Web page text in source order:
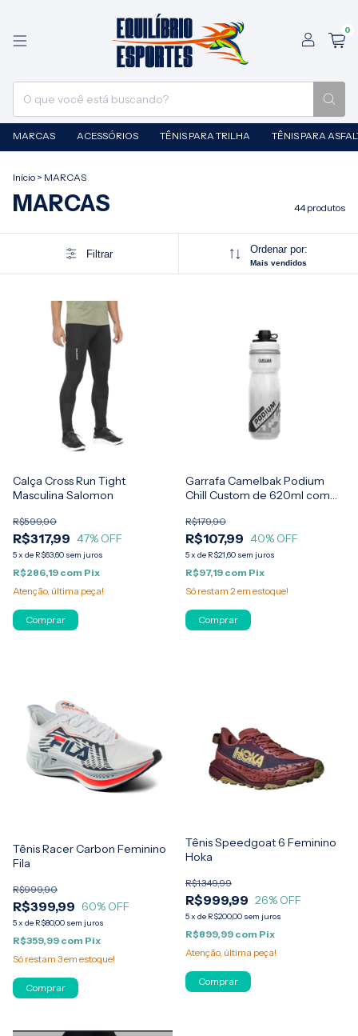
0
MARCAS ACESSÓRIOS TÊNIS PARA TRILHA TÊNIS PARA
Início > MARCAS
MARCAS 44 produtos
Filtrar Ordenar por:
Mais vendidos
Calça Cross Run Tight
Masculina Salomon
R$317,99
R$599,90
47% OFF
5x de R$63,60 sem juros
R$286,19 com Pix
Atenção, última peça!
Comprar
Garrafa Camelbak Podium
Chill Custom de 620ml com
R$107,99
R$179,90
40% OFF
5x de R$21,60 sem juros
R$97,19 com Pix
Só restam 2em estoque!
Comprar
Tênis Racer Carbon Feminino
Fila
R$399,99
R$999,90
60% OFF
5x de R$80,00 sem juros
R$359,99 com Pix
Só restam 3em estoque!
Comprar
Tênis Speedgoat 6 Feminino
Hoka
R$999,99
R$1.349,99
26% OFF
5x de R$200,00 sem juros
R$899,99 com Pix
Atenção, última peça!
Comprar